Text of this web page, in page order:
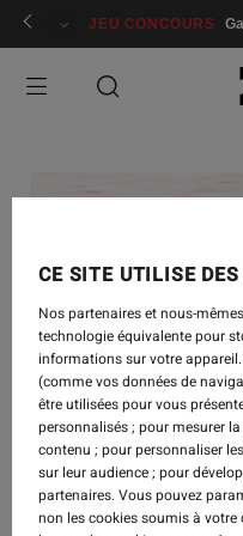
Se connecter /
JEU CONCOURS
CE SITE UTILISE
Nos partenaires et nous-
technologie équivalente pour
informations sur votre
(comme vos données de
être utilisées pour vous
personnalisés ; pour mesurer
contenu ; pour personnaliser
sur leur audience ; pour
partenaires. Vous pouvez
non les cookies soumis à